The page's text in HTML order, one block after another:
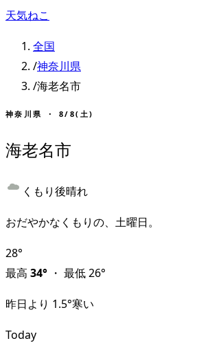
天気ねこ
全国
/神奈川県
/海老名市
神奈川県 ・ 8/8(土)
海老名市
くもり後晴れ
おだやかなくもりの、土曜日。
28°
最高 34° ・ 最低26°
昨日より 1.5°寒い
Today